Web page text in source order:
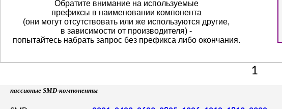
Обратите внимание на используемые
префиксы в наименовании компонента
(они могут отсутствовать или же используются другие,
в зависимости от производителя) -
попытайтесь набрать запрос без префикса либо окончания.
1
пассивные SMD-компоненты